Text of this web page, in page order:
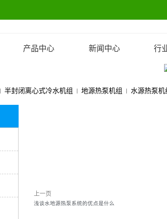
产品中心 新闻中心 行
半封闭离心式冷水机组 地源热泵机组 水源热泵机
上一页
浅谈水地源热泵系统的优点是什么